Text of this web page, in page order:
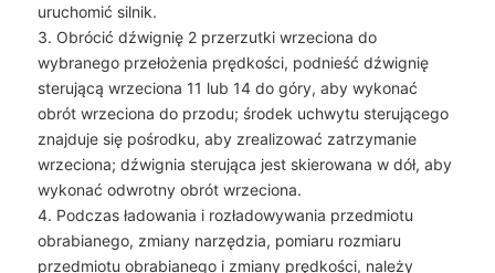
uruchomić silnik.
3. Obrócić dźwignię 2 przerzutki wrzeciona do
wybranego przełożenia prędkości, podnieść dźwignię
sterującą wrzeciona 11 lub 14 do góry, aby wykonać
obrót wrzeciona do przodu; środek uchwytu sterującego
znajduje się pośrodku, aby zrealizować zatrzymanie
wrzeciona; dźwignia sterująca jest skierowana w dół, aby
wykonać odwrotny obrót wrzeciona.
4. Podczas ładowania i rozładowywania przedmiotu
obrabianego, zmiany narzędzia, pomiaru rozmiaru
przedmiotu obrabianego i zmiany prędkości, należy